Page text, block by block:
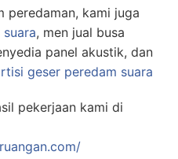
peredaman, kami juga
, men jual busa
panel akustik, dan
geser peredam suara
pekerjaan kami di